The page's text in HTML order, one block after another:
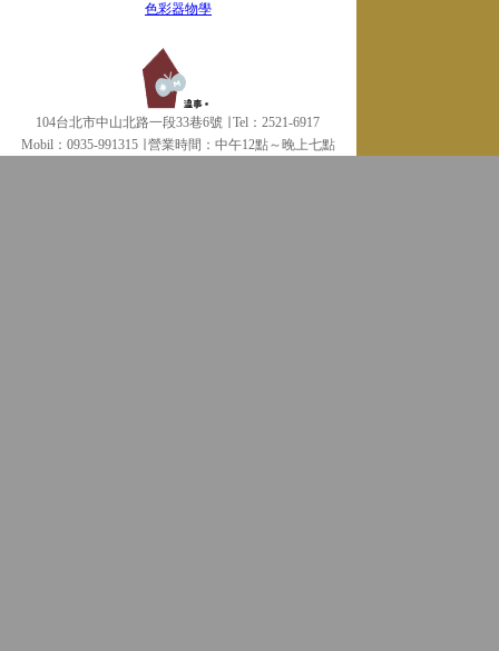
色彩器物學
104台北市中山北路一段33巷6號 ∣ Tel：2521-6917
Mobil：0935-991315 ∣
營業時間：中午12點～晚上七點